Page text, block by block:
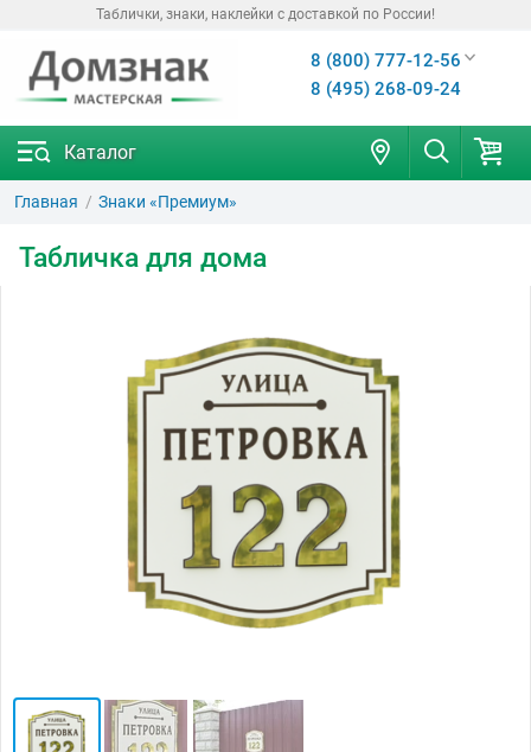
Таблички, знаки, наклейки с доставкой по России!
8 (800) 777-12-56
8 (495) 268-09-24
Каталог
Главная Знаки «Премиум»
Табличка для дома